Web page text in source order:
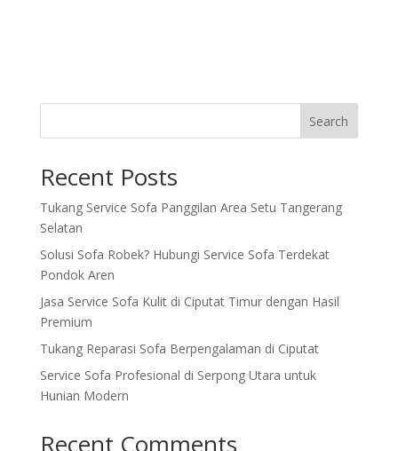
Search
Recent Posts
Tukang Service Sofa Panggilan Area Setu Tangerang
Selatan
Solusi Sofa Robek? Hubungi Service Sofa Terdekat
Pondok Aren
Jasa Service Sofa Kulit di Ciputat Timur dengan Hasil
Premium
Tukang Reparasi Sofa Berpengalaman di Ciputat
Service Sofa Profesional di Serpong Utara untuk
Hunian Modern
Recent Comments